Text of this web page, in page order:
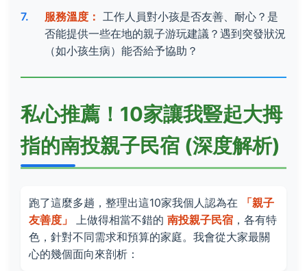
服務溫度： 工作人員對小孩是否友善、耐心？是
否能提供一些在地的親子游玩建議？遇到突發狀況
（如小孩生病）能否給予協助？
私心推薦！10家讓我豎起大拇
指的南投親子民宿 (深度解析)
跑了這麼多趟，整理出這10家我個人認為在
「親子
友善度」
上做得相當不錯的 南投親子民宿 ，各有特
色，針對不同需求和預算的家庭。我會從大家最關
心的幾個面向來剖析：